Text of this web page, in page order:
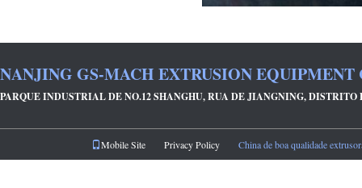
NANJING GS-MACH EXTRUSION EQUIPMENT
PARQUE INDUSTRIAL DE NO.12 SHANGHU, RUA DE JIANGNING,
Mobile Site Privacy Policy China de boa qualidade